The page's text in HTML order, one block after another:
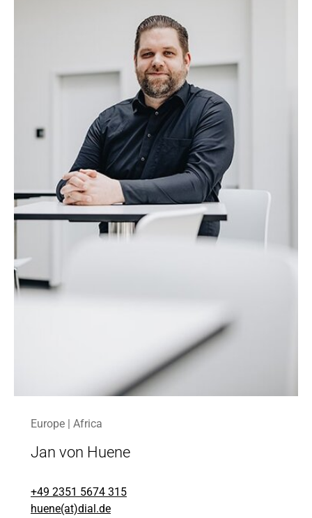
Europe | Africa
Jan von Huene
+49 2351 5674 315
huene(at)dial.de